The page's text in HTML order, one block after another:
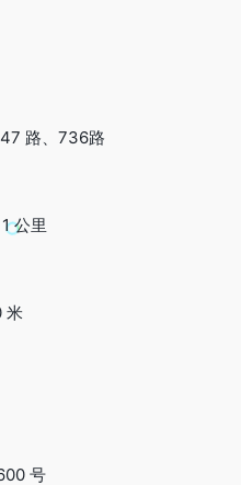
路、736路
公里
米
号